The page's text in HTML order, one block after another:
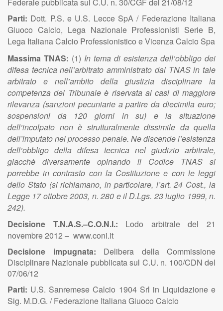
Parti: Dott. P.S. e U.S. Lecce SpA / Federazione Italiana
Giuoco Calcio, Lega Nazionale Professionisti Serie B,
Lega Italiana Calcio Professionistico e Vicenza Calcio Spa
Massima TNAS: (1) In tema di esistenza dell’obbligo dei
difesa tecnica nell’arbitrato amministrato dal TNAS in tale
arbitrato e nell’ambito della giustizia disciplinare la
competenza del Tribunale è riservata ai casi di maggiore
rilevanza (sanzioni pecuniarie a partire da diecimila euro;
sospensioni da 120 giorni in su) e la situazione
dell’incolpato non è strutturalmente dissimile da quella
dell’imputato nel processo penale. Ne discende l’esistenza
dell’obbligo della difesa tecnica nel giudizio arbitrale,
giacchè diversamente opinando il Codice TNAS si
porrebbe in contrasto con la Costituzione e con le leggi
dello Stato (si richiamano, in particolare, l’art. 24 Cost., la
Legge 17 ottobre 2003, n. 280 e il D.Lgs. 23 luglio 1999, n.
242).
Decisione T.N.A.S.–C.O.N.I.: Lodo arbitrale del 21
novembre 2012 – www.coni.it
Decisione impugnata: Delibera della Commissione
Disciplinare Nazionale pubblicata sul C.U. n. 100/CDN del
07/06/12
Parti: U.S. Sanremese Calcio 1904 Srl in Liquidazione e
Sig. M.D.G. / Federazione Italiana Giuoco Calcio